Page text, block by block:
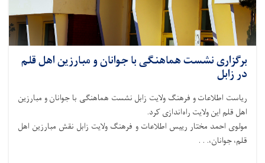
برگزاری نشست هماهنگی با جوانان و مبارزین اهل قلم
در زابل
ریاست اطلاعات و فرهنگ ولایت زابل نشست هماهنگی با جوانان و مبارزین
اهل قلم این ولایت راه‌اندازی کرد.
مولوی احمد مختار رییس اطلاعات و فرهنگ ولایت زابل نقش مبارزین اهل
قلم، جوانان،. . .